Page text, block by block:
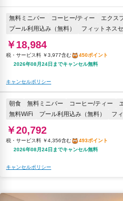
無料ミニバー コーヒー/ティー エクス
プール利用込み（無料）
フィットネス
￥18,984
税・サービス料 ￥3,977含む
450ポイント
2026年08月24日までキャンセル無料
キャンセルポリシー
朝食 無料ミニバー コーヒー/ティー
無料WiFi
プール利用込み（無料） フ
￥20,792
税・サービス料 ￥4,356含む
493ポイント
2026年08月24日までキャンセル無料
キャンセルポリシー